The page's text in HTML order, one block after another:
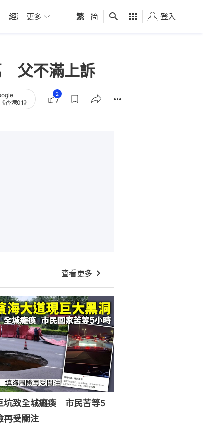
經濟 01深圳 觀點 健康 好食玩飛
更多 繁 简 登入
父不滿上訴
香港01》
2
查看更多
坑致全城癱瘓 市民苦等5
受關注